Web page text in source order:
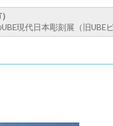
現代日本彫刻展（旧UBE